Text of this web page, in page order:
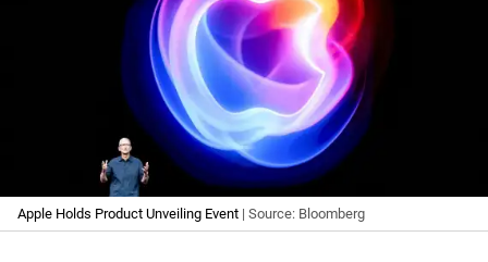
Apple Holds Product Unveiling Event | Source: Bloomberg